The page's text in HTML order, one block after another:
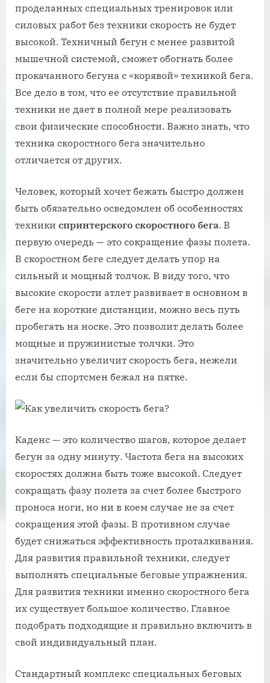
проделанных специальных тренировок или
силовых работ без техники скорость не будет
высокой. Техничный бегун с менее развитой
мышечной системой, сможет обогнать более
прокачанного бегуна с «корявой» техникой бега.
Все дело в том, что ее отсутствие правильной
техники не дает в полной мере реализовать
свои физические способности. Важно знать, что
техника скоростного бега значительно
отличается от других.
Человек, который хочет бежать быстро должен
быть обязательно осведомлен об особенностях
техники спринтерского скоростного бега. В
первую очередь — это сокращение фазы полета.
В скоростном беге следует делать упор на
сильный и мощный толчок. В виду того, что
высокие скорости атлет развивает в основном в
беге на короткие дистанции, можно весь путь
пробегать на носке. Это позволит делать более
мощные и пружинистые толчки. Это
значительно увеличит скорость бега, нежели
если бы спортсмен бежал на пятке.
Каденс — это количество шагов, которое делает
бегун за одну минуту. Частота бега на высоких
скоростях должна быть тоже высокой. Следует
сокращать фазу полета за счет более быстрого
проноса ноги, но ни в коем случае не за счет
сокращения этой фазы. В противном случае
будет снижаться эффективность проталкивания.
Для развития правильной техники, следует
выполнять специальные беговые упражнения.
Для развития техники именно скоростного бега
их существует большое количество. Главное
подобрать подходящие и правильно включить в
свой индивидуальный план.
Стандартный комплекс специальных беговых